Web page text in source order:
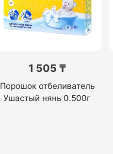
1 505 ₸
Порошок отбеливатель
Ушастый нянь 0.500г